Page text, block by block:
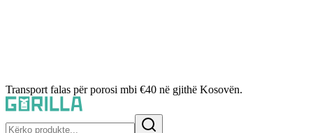
Transport falas për porosi mbi €40 në gjithë Kosovën.